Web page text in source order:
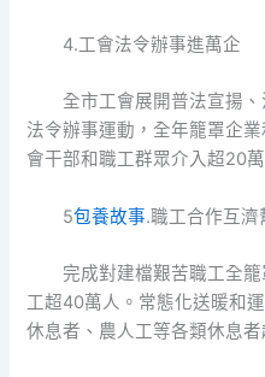
4.工會法令辦事進萬企
全市工會展開普法宣揚
法令辦事運動，全年籠罩企
會干部和職工群眾介入超20萬
5包養故事.職工合作互濟
完成對建檔艱苦職工全
工超40萬人。常態化送暖和
休息者、農人工等各類休息者